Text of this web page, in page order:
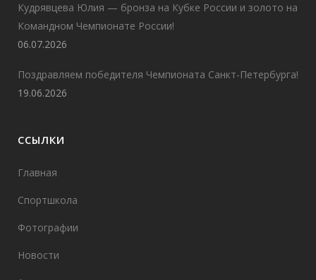
Кудрявцева Юлия — бронза на Кубке России и золото на
Командном Чемпионате России!
06.07.2026
Поздравляем победителя Чемпионата Санкт-Петербурга!
19.06.2026
ССЫЛКИ
Главная
Спортшкола
Фотографии
Новости